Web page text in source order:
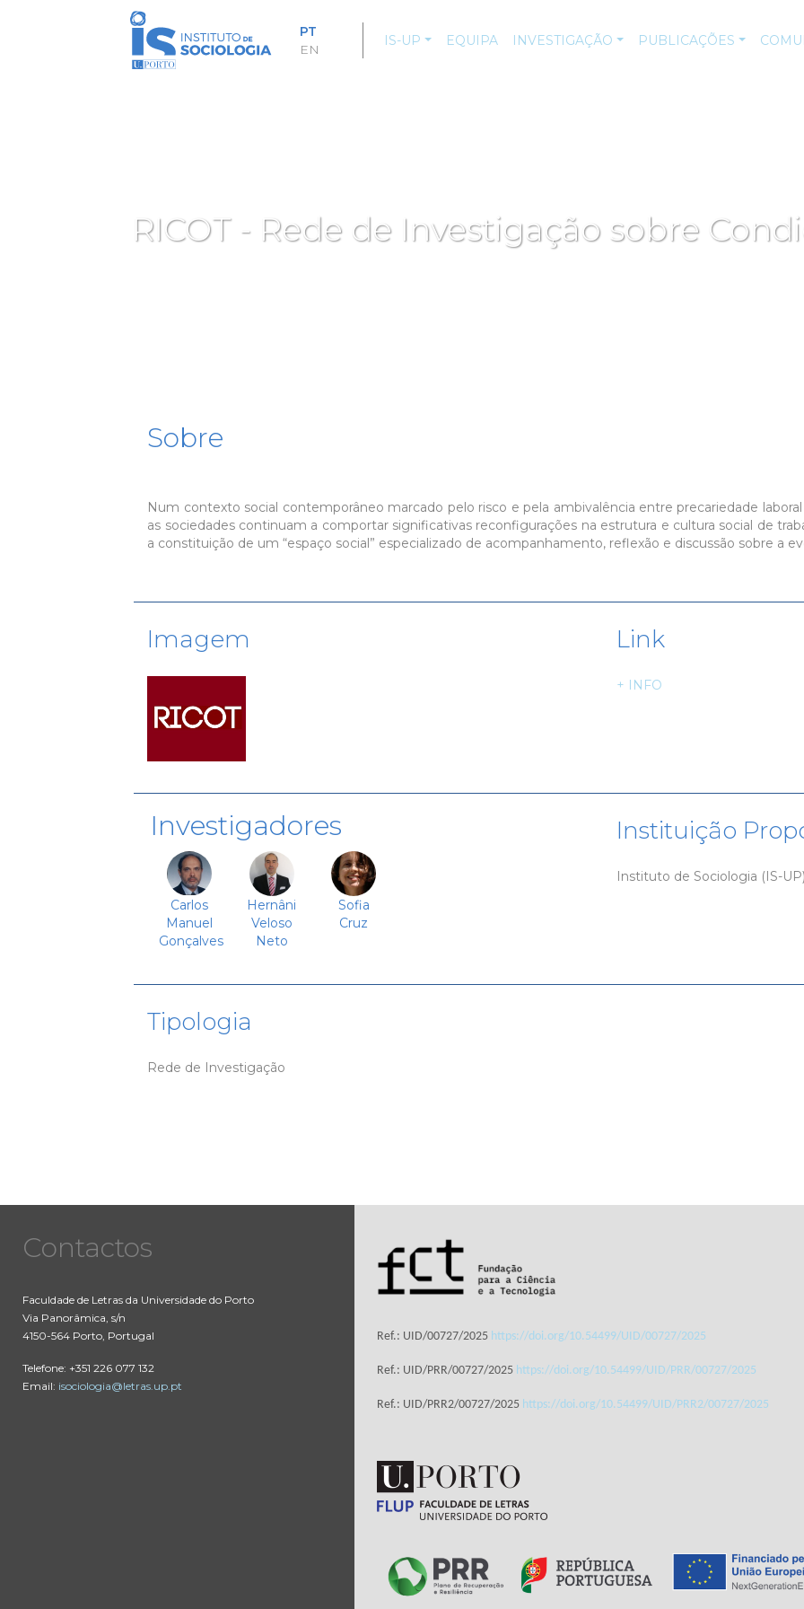
PT
EN
IS-UP EQUIPA INVESTIGAÇÃO PUBLICAÇÕES
RICOT - Rede de Investigação sobre
Sobre
Num contexto social contemporâneo marcado pelo risco e pela ambivalência entre precariedade
as sociedades continuam a comportar significativas reconfigurações na estrutura e cultura social de
a constituição de um “espaço social” especializado de acompanhamento, reflexão e discussão sobre a
Imagem Link
+ INFO
Investigadores
Carlos
Manuel
Gonçalves
Hernâni
Veloso
Neto
Sofia
Cruz
Instituição
Instituto de Sociologia (IS-UP)
Tipologia
Rede de Investigação
Contactos
Faculdade de Letras da Universidade do Porto
Via Panorâmica, s/n
4150-564 Porto, Portugal
Telefone: +351 226 077 132
Email: isociologia@letras.up.pt
Ref.: UID/00727/2025 https://doi.org/10.54499/UID/00727/2025
Ref.: UID/PRR/00727/2025 https://doi.org/10.54499/UID/PRR/00727/2025
Ref.: UID/PRR2/00727/2025 https://doi.org/10.54499/UID/PRR2/00727/2025